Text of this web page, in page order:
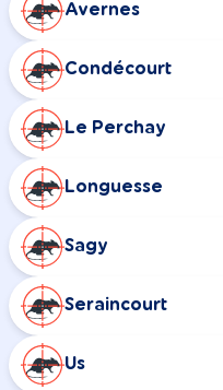
Avernes
Condécourt
Le Perchay
Longuesse
Sagy
Seraincourt
Us